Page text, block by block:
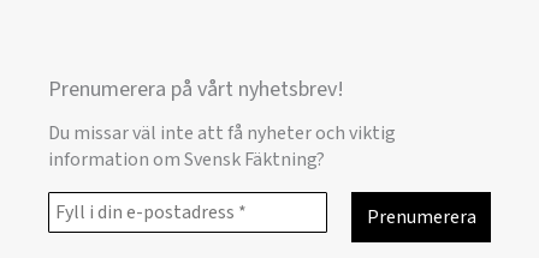
Prenumerera på vårt nyhetsbrev!
Du missar väl inte att få nyheter och viktig
information om Svensk Fäktning?